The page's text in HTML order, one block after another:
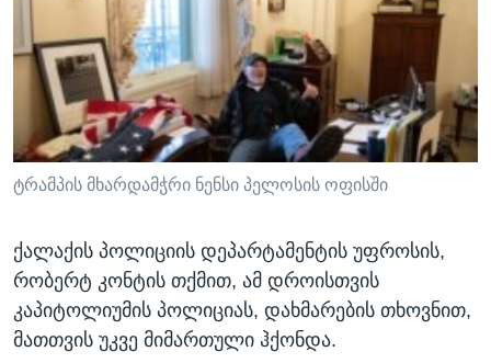
ტრამპის მხარდამჭრი ნენსი პელოსის ოფისში
ქალაქის პოლიციის დეპარტამენტის უფროსის,
რობერტ კონტის თქმით, ამ დროისთვის
კაპიტოლიუმის პოლიციას, დახმარების თხოვნით,
მათთვის უკვე მიმართული ჰქონდა.